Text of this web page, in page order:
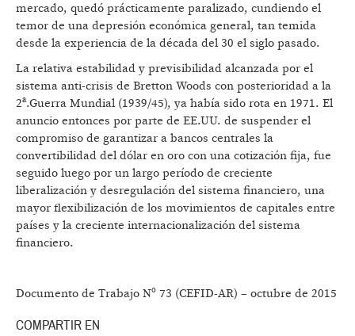
mercado, quedó prácticamente paralizado, cundiendo el
temor de una depresión económica general, tan temida
desde la experiencia de la década del 30 el siglo pasado.
La relativa estabilidad y previsibilidad alcanzada por el
sistema anti-crisis de Bretton Woods con posterioridad a la
2ª.Guerra Mundial (1939/45), ya había sido rota en 1971. El
anuncio entonces por parte de EE.UU. de suspender el
compromiso de garantizar a bancos centrales la
convertibilidad del dólar en oro con una cotización fija, fue
seguido luego por un largo período de creciente
liberalización y desregulación del sistema financiero, una
mayor flexibilización de los movimientos de capitales entre
países y la creciente internacionalización del sistema
financiero.
Documento de Trabajo Nº 73 (CEFID-AR) – octubre de 2015
COMPARTIR EN